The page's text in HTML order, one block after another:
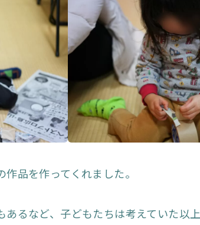
品を作ってくれました。
るなど、子どもたちは考えていた以